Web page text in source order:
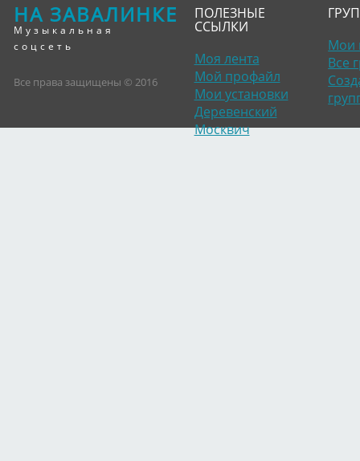
НА ЗАВАЛИНКЕ
Музыкальная
соцсеть
Все права защищены © 2016
ПОЛЕЗНЫЕ
ССЫЛКИ
Моя лента
Мой профайл
Мои установки
Деревенский
Москвич
Мои
Все